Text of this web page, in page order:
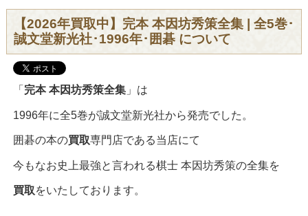
【2026年買取中】完本 本因坊秀策全集 | 全5巻･
誠文堂新光社･1996年･囲碁 について
「 完本 本因坊秀策全集」は
1996年に全5巻が誠文堂新光社から発売でした。
囲碁の本の買取専門店である当店にて
今もなお史上最強と言われる棋士 本因坊秀策の全集を
買取をいたしております。